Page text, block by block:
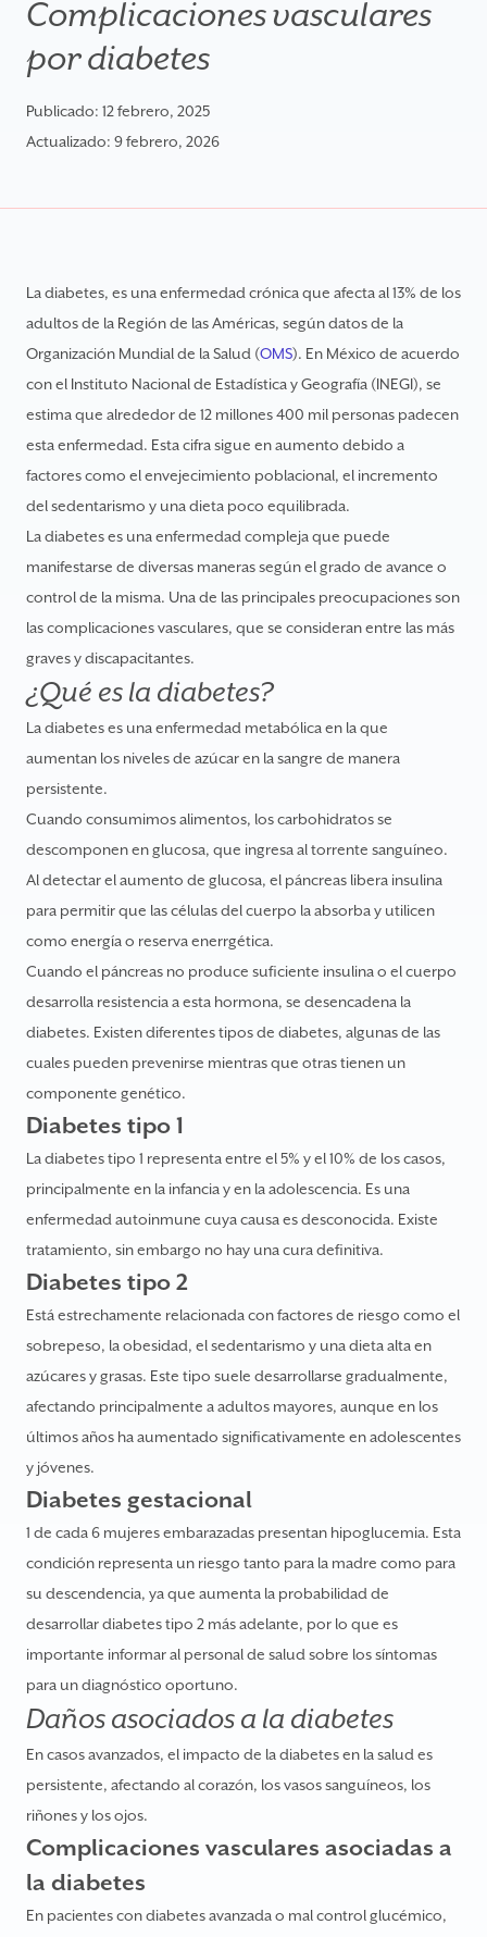
Complicaciones vasculares
por diabetes
Publicado: 12 febrero, 2025
Actualizado: 9 febrero, 2026
La diabetes, es una enfermedad crónica que afecta al 13% de los
adultos de la Región de las Américas, según datos de la
Organización Mundial de la Salud (OMS). En México de acuerdo
con el Instituto Nacional de Estadística y Geografía (INEGI), se
estima que alrededor de 12 millones 400 mil personas padecen
esta enfermedad. Esta cifra sigue en aumento debido a
factores como el envejecimiento poblacional, el incremento
del sedentarismo y una dieta poco equilibrada.
La diabetes es una enfermedad compleja que puede
manifestarse de diversas maneras según el grado de avance o
control de la misma. Una de las principales preocupaciones son
las complicaciones vasculares, que se consideran entre las más
graves y discapacitantes.
¿Qué es la diabetes?
La diabetes es una enfermedad metabólica en la que
aumentan los niveles de azúcar en la sangre de manera
persistente.
Cuando consumimos alimentos, los carbohidratos se
descomponen en glucosa, que ingresa al torrente sanguíneo.
Al detectar el aumento de glucosa, el páncreas libera insulina
para permitir que las células del cuerpo la absorba y utilicen
como energía o reserva enerrgética.
Cuando el páncreas no produce suficiente insulina o el cuerpo
desarrolla resistencia a esta hormona, se desencadena la
diabetes. Existen diferentes tipos de diabetes, algunas de las
cuales pueden prevenirse mientras que otras tienen un
componente genético.
Diabetes tipo 1
La diabetes tipo 1 representa entre el 5% y el 10% de los casos,
principalmente en la infancia y en la adolescencia. Es una
enfermedad autoinmune cuya causa es desconocida. Existe
tratamiento, sin embargo no hay una cura definitiva.
Diabetes tipo 2
Está estrechamente relacionada con factores de riesgo como el
sobrepeso, la obesidad, el sedentarismo y una dieta alta en
azúcares y grasas. Este tipo suele desarrollarse gradualmente,
afectando principalmente a adultos mayores, aunque en los
últimos años ha aumentado significativamente en adolescentes
y jóvenes.
Diabetes gestacional
1 de cada 6 mujeres embarazadas presentan hipoglucemia. Esta
condición representa un riesgo tanto para la madre como para
su descendencia, ya que aumenta la probabilidad de
desarrollar diabetes tipo 2 más adelante, por lo que es
importante informar al personal de salud sobre los síntomas
para un diagnóstico oportuno.
Daños asociados a la diabetes
En casos avanzados, el impacto de la diabetes en la salud es
persistente, afectando al corazón, los vasos sanguíneos, los
riñones y los ojos.
Complicaciones vasculares asociadas a
la diabetes
En pacientes con diabetes avanzada o mal control glucémico,